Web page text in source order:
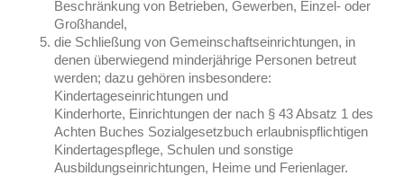
Beschränkung von Betrieben, Gewerben, Einzel- oder
Großhandel,
die Schließung von Gemeinschaftseinrichtungen, in
denen überwiegend minderjährige Personen betreut
werden; dazu gehören insbesondere: ​
Kindertageseinrichtungen und
Kinderhorte, Einrichtungen der nach § 43 Absatz 1 des
Achten Buches Sozialgesetzbuch erlaubnispflichtigen
Kindertagespflege, Schulen und sonstige
Ausbildungseinrichtungen, Heime und Ferienlager.